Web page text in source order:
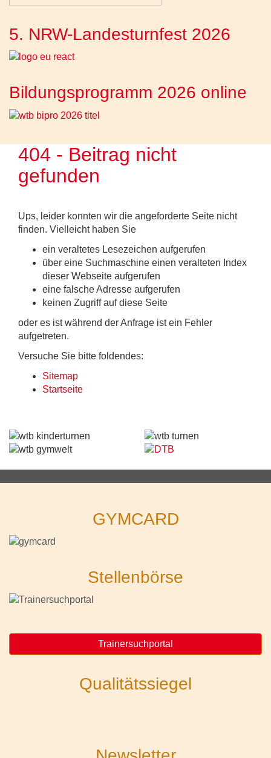
5. NRW-Landesturnfest 2026
Bildungsprogramm 2026 online
404 - Beitrag nicht
gefunden
Ups, leider konnten wir die angeforderte Seite nicht
finden. Vielleicht haben Sie
ein veraltetes Lesezeichen aufgerufen
über eine Suchmaschine einen veralteten Index
dieser Webseite aufgerufen
eine falsche Adresse aufgerufen
keinen Zugriff auf diese Seite
oder es ist während der Anfrage ist ein Fehler
aufgetreten.
Versuche Sie bitte foldendes:
Sitemap
Startseite
GYMCARD
Stellenbörse
Trainersuchportal
Qualitätssiegel